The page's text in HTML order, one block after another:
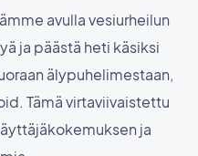
avulla vesiurheilun
ja päästä heti käsiksi
älypuhelimestaan,
Tämä virtaviivaistettu
ja